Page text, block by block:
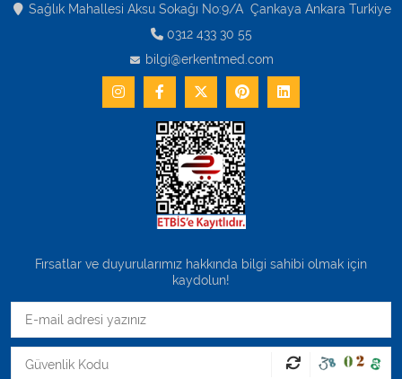
Sağlık Mahallesi Aksu Sokağı No:9/A Çankaya Ankara Turkiye
0312 433 30 55
bilgi@erkentmed.com
Fırsatlar ve duyurularımız hakkında bilgi sahibi olmak için
kaydolun!